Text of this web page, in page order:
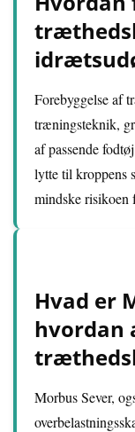
Forebyggelse af
træningsteknik,
af passende
lytte til kroppens
mindske risikoen
Hvad er
hvordan
Morbus Sever,